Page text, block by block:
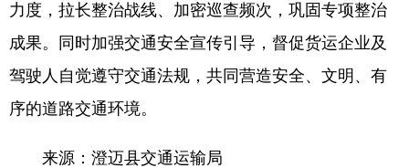
力度，拉长整治战线、加密巡查频次，巩固专项整治
成果。同时加强交通安全宣传引导，督促货运企业及
驾驶人自觉遵守交通法规，共同营造安全、文明、有
序的道路交通环境。
来源：澄迈县交通运输局